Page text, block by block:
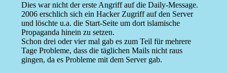
Dies war nicht der erste Angriff auf die Daily-Message.
2006 erschlich sich ein Hacker Zugriff auf den Server
und löschte u.a. die Start-Seite um dort islamische
Propaganda hinein zu setzen.
Schon drei oder vier mal gab es zum Teil für mehrere
Tage Probleme, dass die täglichen Mails nicht raus
gingen, da es Probleme mit dem Server gab.